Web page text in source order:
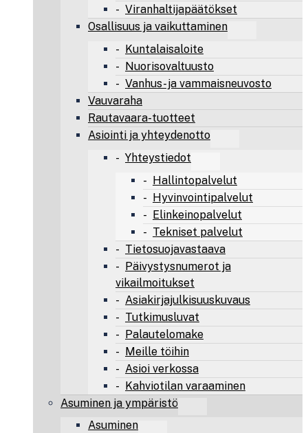
Viranhaltijapäätökset
Osallisuus ja vaikuttaminen
Kuntalaisaloite
Nuorisovaltuusto
Vanhus- ja vammaisneuvosto
Vauvaraha
Rautavaara-tuotteet
Asiointi ja yhteydenotto
Yhteystiedot
Hallintopalvelut
Hyvinvointipalvelut
Elinkeinopalvelut
Tekniset palvelut
Tietosuojavastaava
Päivystysnumerot ja
vikailmoitukset
Asiakirjajulkisuuskuvaus
Tutkimusluvat
Palautelomake
Meille töihin
Asioi verkossa
Kahviotilan varaaminen
Asuminen ja ympäristö
Asuminen